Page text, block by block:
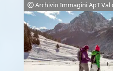
Archivio Immagini ApT Val